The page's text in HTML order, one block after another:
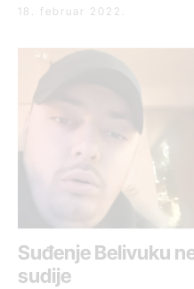
18. februar 2022.
Suđenje Belivuku
sudije